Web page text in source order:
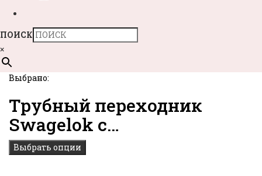
ПОИСК
×
Выбрано:
Трубный переходник
Swagelok с…
Выбрать опции